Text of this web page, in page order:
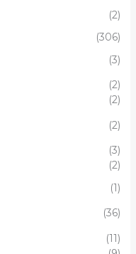
(2)
(306)
(3)
(2)
(2)
(2)
(3)
(2)
(1)
(36)
(11)